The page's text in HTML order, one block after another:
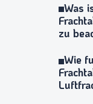
Was
zu
Wie